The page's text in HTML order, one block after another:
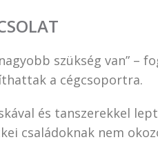
szükség van” –
a cégcsoportra.
és tanszerekkel
családoknak nem